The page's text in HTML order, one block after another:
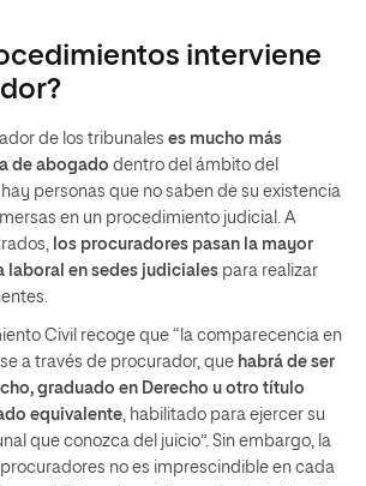
interviene
de los tribunales es mucho más
de abogado dentro del ámbito del
personas que no saben de su existencia
en un procedimiento judicial. A
los procuradores pasan la mayor
laboral en sedes judiciales para realizar
Civil recoge que “la comparecencia en
a través de procurador, que habrá de ser
graduado en Derecho u otro título
equivalente, habilitado para ejercer su
que conozca del juicio”. Sin embargo, la
no es imprescindible en cada